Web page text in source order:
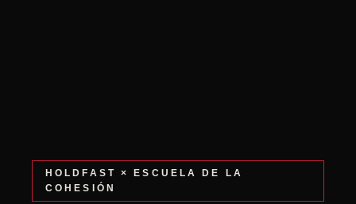
HOLDFAST × ESCUELA DE LA
COHESIÓN